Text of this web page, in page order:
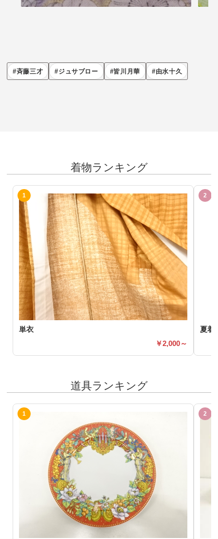
斉藤三才 ジュサブロー 皆川月華 由水十久
着物ランキング
単衣
2,000～
夏着
道具ランキング